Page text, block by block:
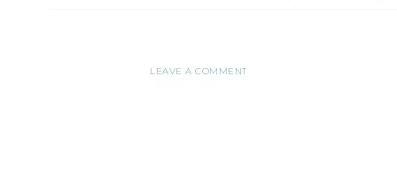
LEAVE A COMMENT